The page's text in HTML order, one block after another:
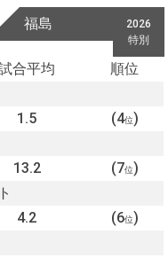
2026
特別
福島
合平均
順位
1.5 (4位)
13.2 (7位)
4.2 (6位)